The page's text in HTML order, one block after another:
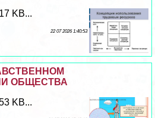
KB...
22 07 2026 1:40:53
ОБЩЕСТВА
KB...